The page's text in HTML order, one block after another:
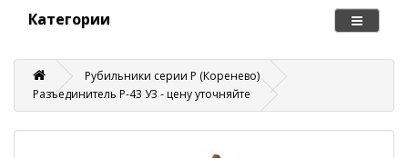
Категории
Рубильники серии Р (Коренево)
Разъединитель Р-43 У3 - цену уточняйте